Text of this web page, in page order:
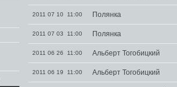
2011 07 10 11:00 Полянка
2011 07 03 11:00 Полянка
2011 06 26 11:00 Альберт Тогобицкий
2011 06 19 11:00 Альберт Тогобицкий